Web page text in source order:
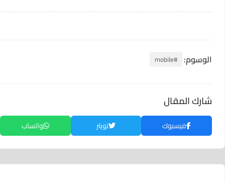
الوسوم: #mobile
شارك المقال
فيسبوك تويتر واتساب